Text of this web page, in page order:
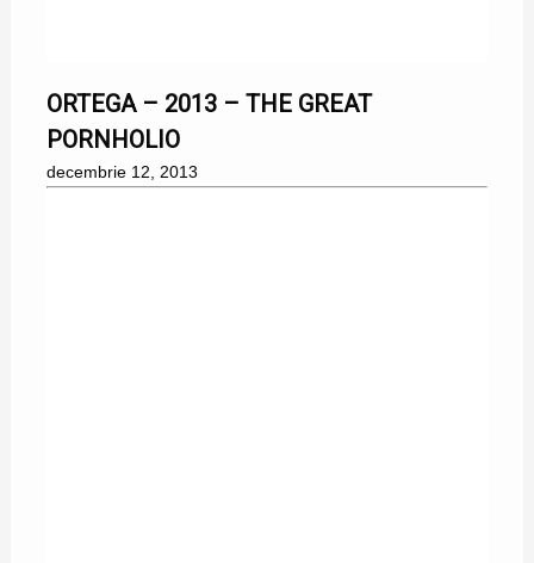
ORTEGA – 2013 – THE GREAT
PORNHOLIO
decembrie 12, 2013